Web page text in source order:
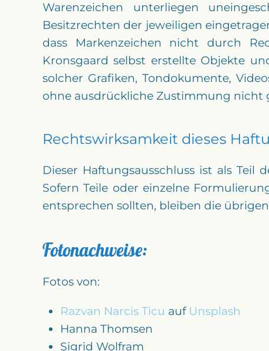
Warenzeichen unterliegen
Besitzrechten der jeweiligen
dass Markenzeichen nicht durch
Kronsgaard selbst erstellte Objekte
solcher Grafiken, Tondokumente,
ohne ausdrückliche Zustimmung nicht
Rechtswirksamkeit dieses
Dieser Haftungsausschluss ist als Teil
Sofern Teile oder einzelne
entsprechen sollten, bleiben die
Fotonachweise:
Fotos von:
Razvan Narcis Ticu auf Unsplash
Hanna Thomsen
Sigrid Wolfram